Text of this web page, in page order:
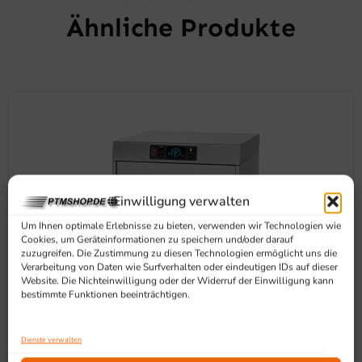
Einwilligung verwalten
Um Ihnen optimale Erlebnisse zu bieten, verwenden wir Technologien wie
Cookies, um Geräteinformationen zu speichern und/oder darauf
zuzugreifen. Die Zustimmung zu diesen Technologien ermöglicht uns die
Verarbeitung von Daten wie Surfverhalten oder eindeutigen IDs auf dieser
Website. Die Nichteinwilligung oder der Widerruf der Einwilligung kann
bestimmte Funktionen beeinträchtigen.
Dienste verwalten
Ähnliche Produkte